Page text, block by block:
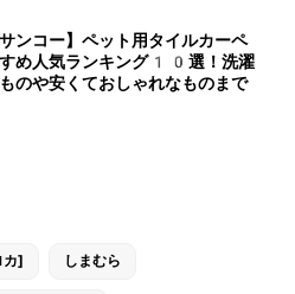
サンコー】ペット用タイルカーペ
すめ人気ランキング10選！洗濯
のや安くておしゃれなものまで
] しまむら